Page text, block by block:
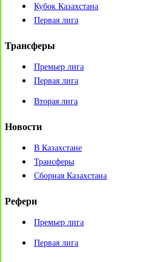
Кубок Казахстана
Первая лига
Трансферы
Премьер лига
Первая лига
Вторая лига
Новости
В Казахстане
Трансферы
Сборная Казахстана
Рефери
Премьер лига
Первая лига